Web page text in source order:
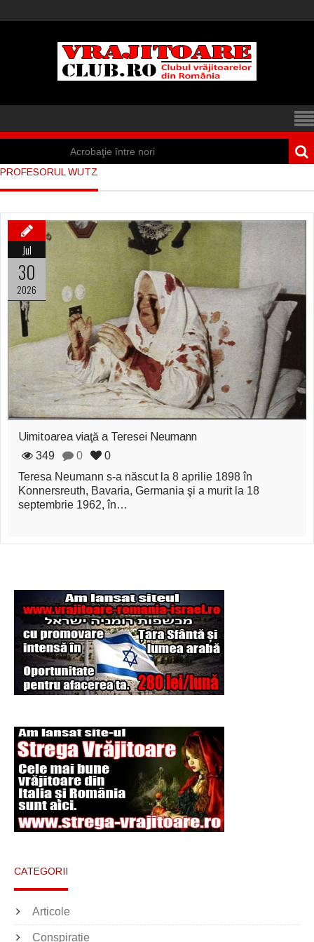
Acrobaţie între nori
Iisus a apărut într-
Marea vânătoare
de vrăjitoare din
Vrăjitoare
zburătoare în Mexic
Magia în Thailanda
Madona lacrimilor
din Siracusa
Uimitoarea viaţă a
Teresei Neumann
Derba, un oraş
regele Arthur
Şi-a vândut soţia
pentru un ritual de
magie neagră
PROFESORUL WUTZ
Jul
30
2026
Uimitoarea viaţă a Teresei Neumann
349
0
0
Teresa Neumann s-a născut la 8 aprilie 1898 în
Konnersreuth, Bavaria, Germania şi a murit la 18
septembrie 1962, în…
CATEGORII
Articole
Conspiratie